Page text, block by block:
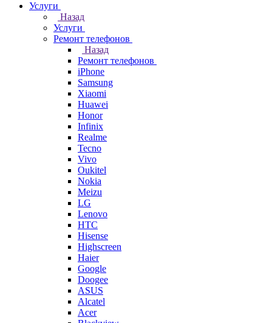
Услуги
Назад
Услуги
Ремонт телефонов
Назад
Ремонт телефонов
iPhone
Samsung
Xiaomi
Huawei
Honor
Infinix
Realme
Tecno
Vivo
Oukitel
Nokia
Meizu
LG
Lenovo
HTC
Hisense
Highscreen
Haier
Google
Doogee
ASUS
Alcatel
Acer